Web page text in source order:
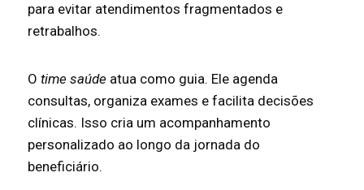
para evitar atendimentos fragmentados e
retrabalhos.
O time saúde atua como guia. Ele agenda
consultas, organiza exames e facilita decisões
clínicas. Isso cria um acompanhamento
personalizado ao longo da jornada do
beneficiário.